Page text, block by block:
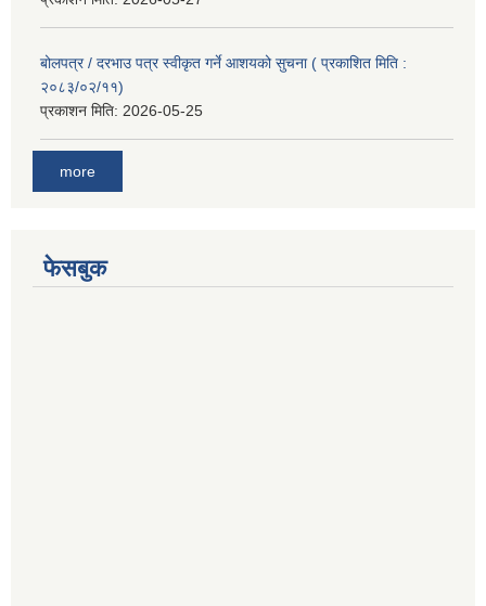
बोलपत्र / दरभाउ पत्र स्वीकृत गर्ने आशयको सुचना ( प्रकाशित मिति :
२०८३/०२/११)
प्रकाशन मिति: 2026-05-25
more
फेसबुक